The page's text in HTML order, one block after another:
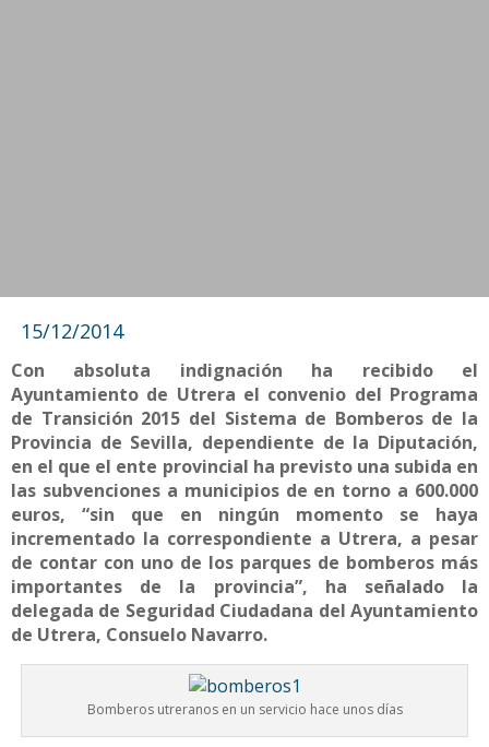
15/12/2014
Con absoluta indignación ha recibido el
Ayuntamiento de Utrera el convenio del Programa
de Transición 2015 del Sistema de Bomberos de la
Provincia de Sevilla, dependiente de la Diputación,
en el que el ente provincial ha previsto una subida en
las subvenciones a municipios de en torno a 600.000
euros, “sin que en ningún momento se haya
incrementado la correspondiente a Utrera, a pesar
de contar con uno de los parques de bomberos más
importantes de la provincia”, ha señalado la
delegada de Seguridad Ciudadana del Ayuntamiento
de Utrera, Consuelo Navarro.
Bomberos utreranos en un servicio hace unos días